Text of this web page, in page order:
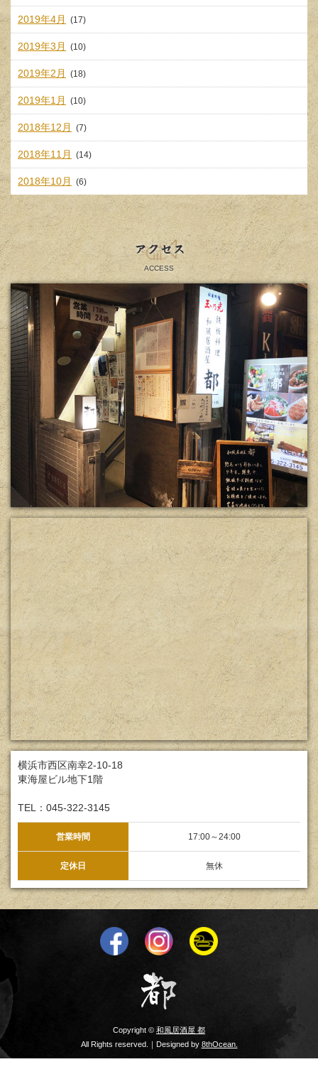
2019年4月 (17)
2019年3月 (10)
2019年2月 (18)
2019年1月 (10)
2018年12月 (7)
2018年11月 (14)
2018年10月 (6)
アクセス
ACCESS
横浜市西区南幸2-10-18
東海屋ビル地下1階
TEL：045-322-3145
営業時間 17:00～24:00
定休日 無休
Copyright © 和風居酒屋 都
All Rights reserved.｜Designed by 8thOcean.